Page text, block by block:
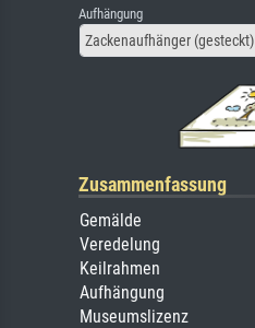
Aufhängung
Zackenaufhänger (gesteckt)
Zusammenfassung
Gemälde
Veredelung
Keilrahmen
Aufhängung
Museumslizenz